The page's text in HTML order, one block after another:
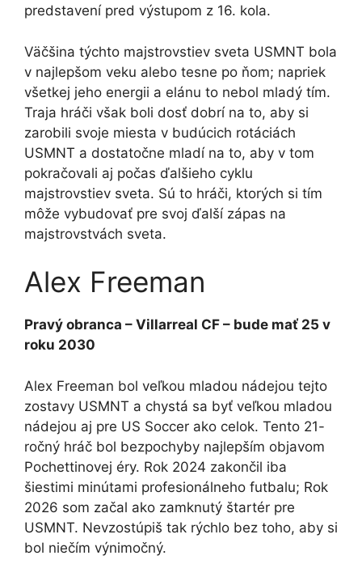
predstavení pred výstupom z 16. kola.
Väčšina týchto majstrovstiev sveta USMNT bola
v najlepšom veku alebo tesne po ňom; napriek
všetkej jeho energii a elánu to nebol mladý tím.
Traja hráči však boli dosť dobrí na to, aby si
zarobili svoje miesta v budúcich rotáciách
USMNT a dostatočne mladí na to, aby v tom
pokračovali aj počas ďalšieho cyklu
majstrovstiev sveta. Sú to hráči, ktorých si tím
môže vybudovať pre svoj ďalší zápas na
majstrovstvách sveta.
Alex Freeman
Pravý obranca – Villarreal CF – bude mať 25 v
roku 2030
Alex Freeman bol veľkou mladou nádejou tejto
zostavy USMNT a chystá sa byť veľkou mladou
nádejou aj pre US Soccer ako celok. Tento 21-
ročný hráč bol bezpochyby najlepším objavom
Pochettinovej éry. Rok 2024 zakončil iba
šiestimi minútami profesionálneho futbalu; Rok
2026 som začal ako zamknutý štartér pre
USMNT. Nevzostúpiš tak rýchlo bez toho, aby si
bol niečím výnimočný.